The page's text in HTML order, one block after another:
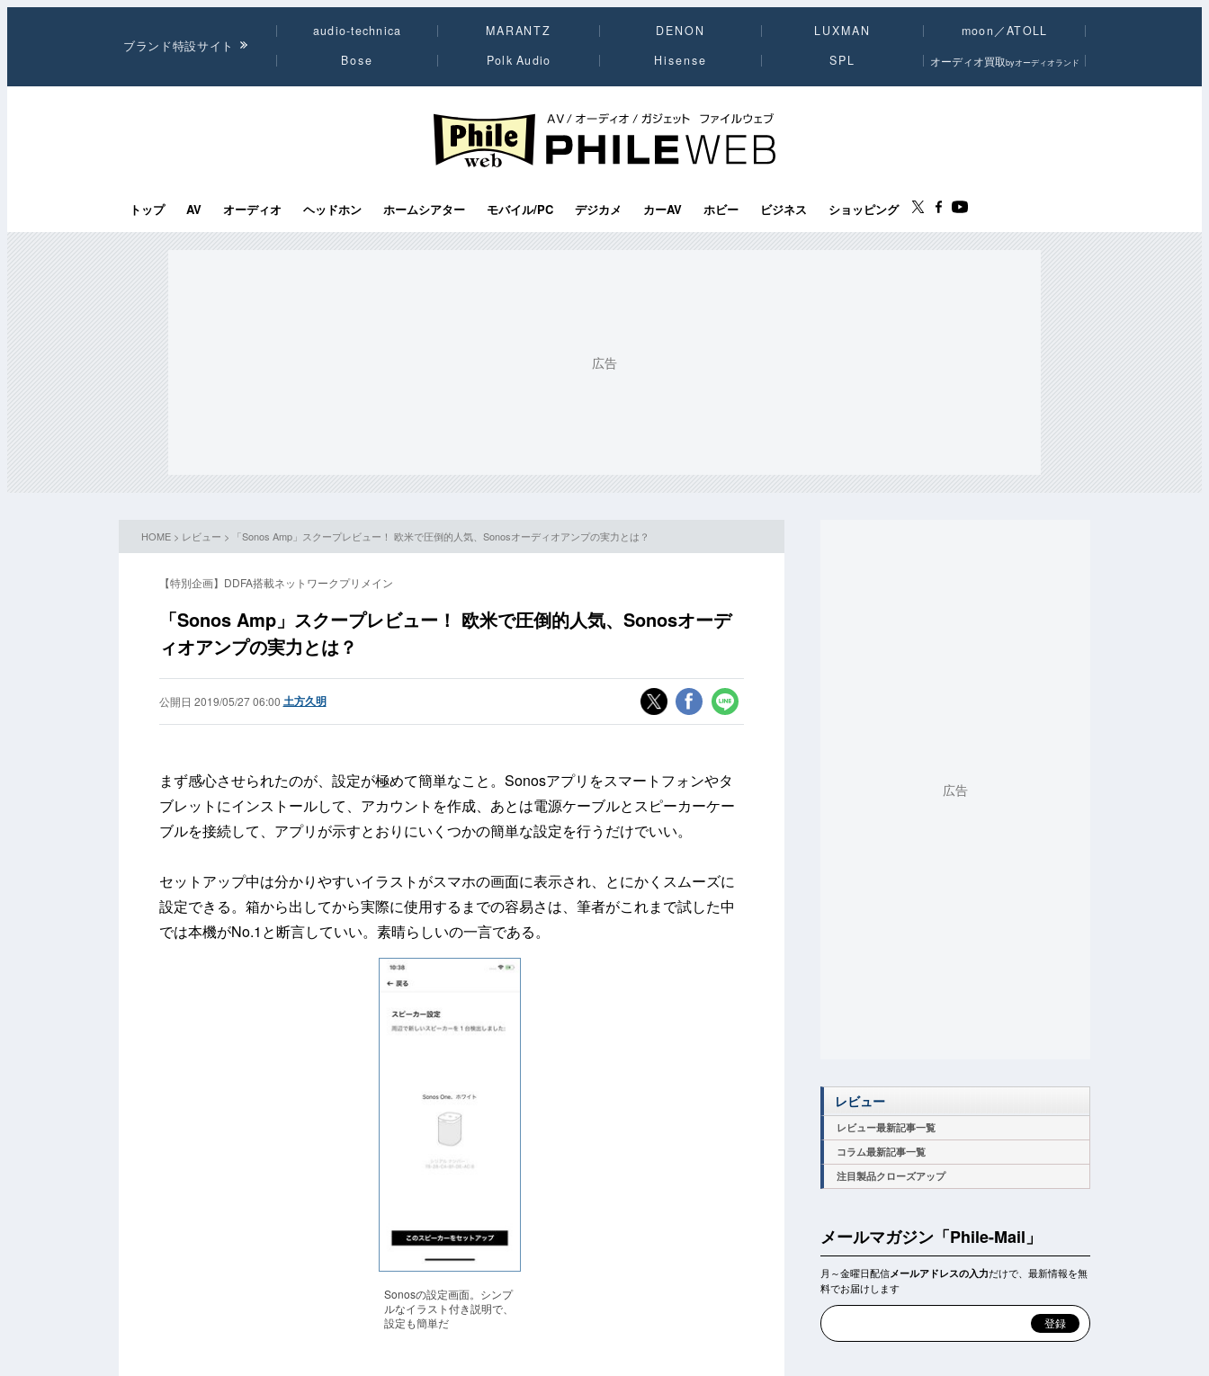
ブランド特設サイト
audio-technica MARANTZ DENON LUXMAN
moon／ATOLL
Bose
Polk Audio Hisense SPL オーディオ買取byオーディオランド
PHILE WEB｜AV/オーディオ/ガジェット
トップ AV オーディオ ヘッドホン ホームシアター モバイル/PC デジカメ カーAV ホビー ビジネス ショッピング
HOME > レビュー > 「Sonos Amp」スクープレビュー！ 欧米で圧倒的人気、Sonosオーディオアンプの実力とは？
【特別企画】DDFA搭載ネットワークプリメイン
「Sonos Amp」スクープレビュー！ 欧米で圧倒的人気、Sonosオーデ
ィオアンプの実力とは？
公開日 2019/05/27 06:00 土方久明
まず感心させられたのが、設定が極めて簡単なこと。Sonosアプリをスマートフォンやタ
ブレットにインストールして、アカウントを作成、あとは電源ケーブルとスピーカーケー
ブルを接続して、アプリが示すとおりにいくつかの簡単な設定を行うだけでいい。
セットアップ中は分かりやすいイラストがスマホの画面に表示され、とにかくスムーズに
設定できる。箱から出してから実際に使用するまでの容易さは、筆者がこれまで試した中
では本機がNo.1と断言していい。素晴らしいの一言である。
Sonosの設定画面。シンプ
ルなイラスト付き説明で、
設定も簡単だ
レビュー
レビュー最新記事一覧
コラム最新記事一覧
注目製品クローズアップ
メールマガジン「Phile-Mail」
月～金曜日配信メールアドレスの入力だけで、最新情報を無
料でお届けします